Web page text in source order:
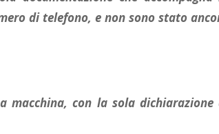
di telefono, e non sono stato
macchina, con la sola dichiarazione